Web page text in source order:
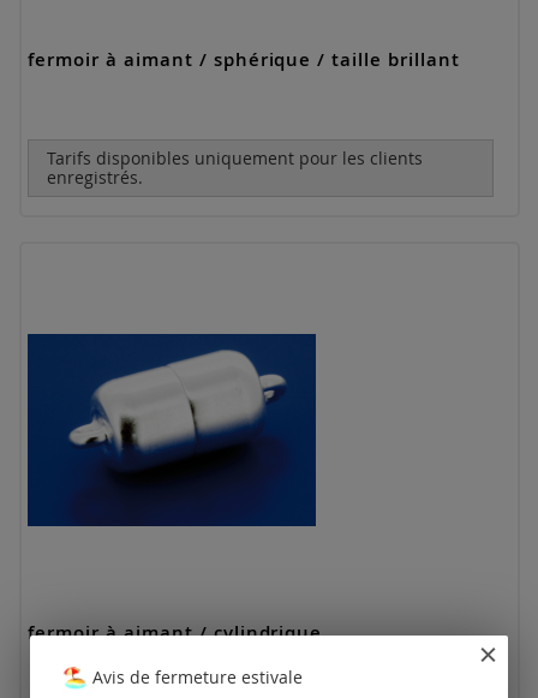
fermoir à aimant / sphérique / taille brillant
Tarifs disponibles uniquement pour les clients
enregistrés.
fermoir à aimant / cylindrique
Avis de fermeture estivale